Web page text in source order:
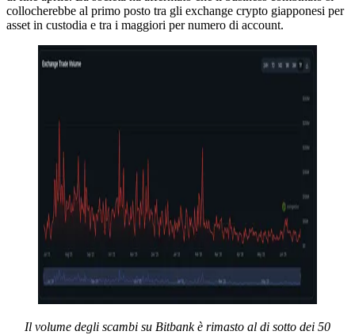
collocherebbe al primo posto tra gli exchange crypto giapponesi per
asset in custodia e tra i maggiori per numero di account.
Il volume degli scambi su Bitbank è rimasto al di sotto dei 50